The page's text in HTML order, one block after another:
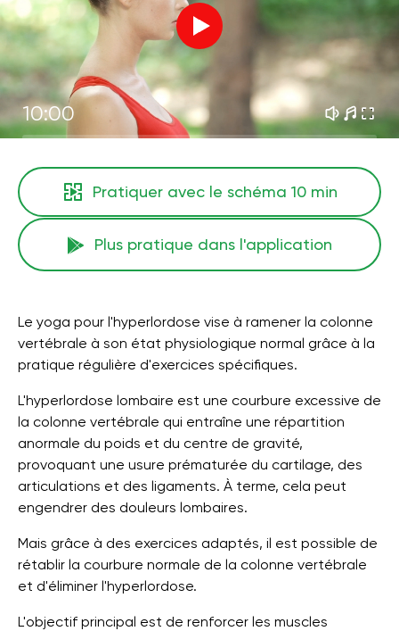
10:00
Pratiquer avec le schéma 10 min
Plus pratique dans l'application
Le yoga pour l'hyperlordose vise à ramener la colonne
vertébrale à son état physiologique normal grâce à la
pratique régulière d'exercices spécifiques.
L'hyperlordose lombaire est une courbure excessive de
la colonne vertébrale qui entraîne une répartition
anormale du poids et du centre de gravité,
provoquant une usure prématurée du cartilage, des
articulations et des ligaments. À terme, cela peut
engendrer des douleurs lombaires.
Mais grâce à des exercices adaptés, il est possible de
rétablir la courbure normale de la colonne vertébrale
et d'éliminer l'hyperlordose.
L'objectif principal est de renforcer les muscles